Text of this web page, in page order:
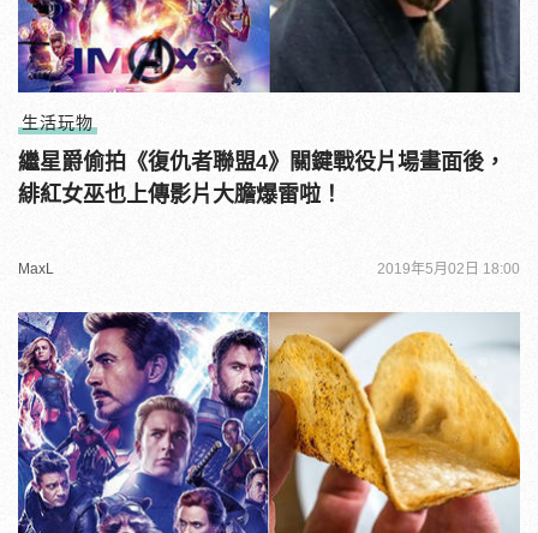
生活玩物
繼星爵偷拍《復仇者聯盟4》關鍵戰役片場畫面後，
緋紅女巫也上傳影片大膽爆雷啦！
MaxL 2019年5月02日 18:00